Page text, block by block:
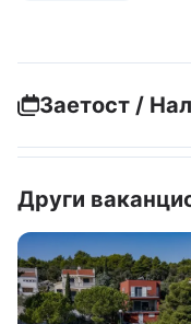
Заетост /
Други